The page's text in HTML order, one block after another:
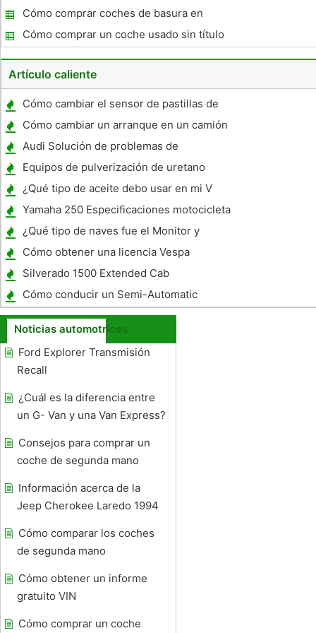
Cómo comprar coches de basura en
California
Cómo comprar un coche usado sin título
Artículo caliente
Cómo cambiar el sensor de pastillas de
freno en un 2001 Mercedes E320
Cómo cambiar un arranque en un camión
Nissan
Audi Solución de problemas de
sobrecalentamiento
Equipos de pulverización de uretano
¿Qué tipo de aceite debo usar en mi V
Estrella?
Yamaha 250 Especificaciones motocicleta
¿Qué tipo de naves fue el Monitor y
Merrimack?
Cómo obtener una licencia Vespa
Silverado 1500 Extended Cab
Especificaciones
Cómo conducir un Semi-Automatic
Noticias automotrices
Ford Explorer Transmisión
Recall
¿Cuál es la diferencia entre
un G- Van y una Van Express?
Consejos para comprar un
coche de segunda mano
Información acerca de la
Jeep Cherokee Laredo 1994
Cómo comparar los coches
de segunda mano
Cómo obtener un informe
gratuito VIN
Cómo comprar un coche